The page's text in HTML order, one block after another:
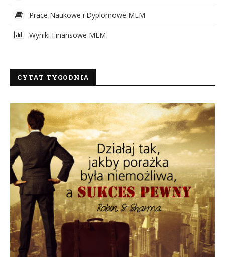
Prace Naukowe i Dyplomowe MLM
Wyniki Finansowe MLM
CYTAT TYGODNIA